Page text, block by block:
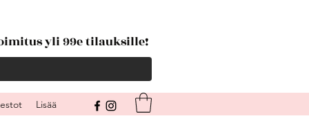
yli 99e tilauksille!
Lisää